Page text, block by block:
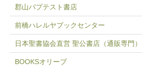
郡山バプテスト書店
前橋ハレルヤブックセンター
日本聖書協会直営 聖公書店（通販専門）
BOOKSオリーブ